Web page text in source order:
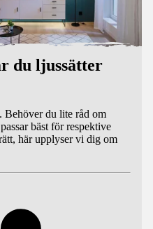
du ljussätter
Behöver du lite råd om
bäst för respektive
här upplyser vi dig om